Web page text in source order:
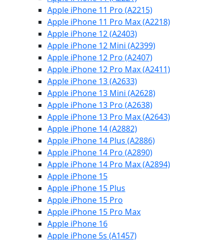
Apple iPhone 11 Pro (A2215)
Apple iPhone 11 Pro Max (A2218)
Apple iPhone 12 (A2403)
Apple iPhone 12 Mini (A2399)
Apple iPhone 12 Pro (A2407)
Apple iPhone 12 Pro Max (A2411)
Apple iPhone 13 (A2633)
Apple iPhone 13 Mini (A2628)
Apple iPhone 13 Pro (A2638)
Apple iPhone 13 Pro Max (A2643)
Apple iPhone 14 (A2882)
Apple iPhone 14 Plus (A2886)
Apple iPhone 14 Pro (A2890)
Apple iPhone 14 Pro Max (A2894)
Apple iPhone 15
Apple iPhone 15 Plus
Apple iPhone 15 Pro
Apple iPhone 15 Pro Max
Apple iPhone 16
Apple iPhone 5s (A1457)